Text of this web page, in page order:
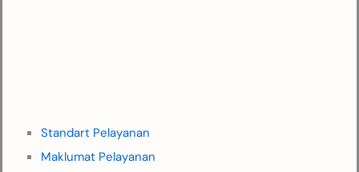
Standart Pelayanan
Maklumat Pelayanan